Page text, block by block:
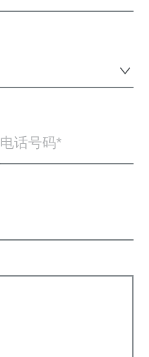
电话号码